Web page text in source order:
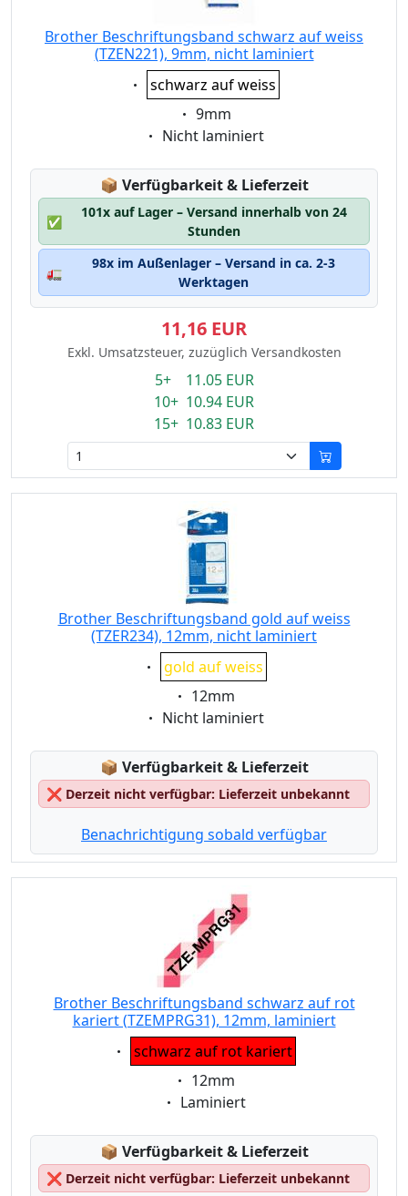
Brother Beschriftungsband schwarz auf weiss
(TZEN221), 9mm, nicht laminiert
Eigenschaft:
schwarz auf weiss
Eigenschaft:
9mm
Eigenschaft:
Nicht laminiert
📦 Lagerstatus:
Verfügbarkeit & Lieferzeit
✅
101x auf Lager – Versand innerhalb von 24
Stunden
🚛
98x im Außenlager – Versand in ca. 2-3
Werktagen
11,16 EUR
Exkl. Umsatzsteuer, zuzüglich Versandkosten
5+ 11.05 EUR
10+ 10.94 EUR
15+ 10.83 EUR
Brother Beschriftungsband gold auf weiss
(TZER234), 12mm, nicht laminiert
Eigenschaft:
gold auf weiss
Eigenschaft:
12mm
Eigenschaft:
Nicht laminiert
📦 Lagerstatus:
Verfügbarkeit & Lieferzeit
❌ Derzeit nicht verfügbar: Lieferzeit unbekannt
Benachrichtigung sobald verfügbar
Brother Beschriftungsband schwarz auf rot
kariert (TZEMPRG31), 12mm, laminiert
Eigenschaft:
schwarz auf rot kariert
Eigenschaft:
12mm
Eigenschaft:
Laminiert
📦 Lagerstatus:
Verfügbarkeit & Lieferzeit
❌ Derzeit nicht verfügbar: Lieferzeit unbekannt